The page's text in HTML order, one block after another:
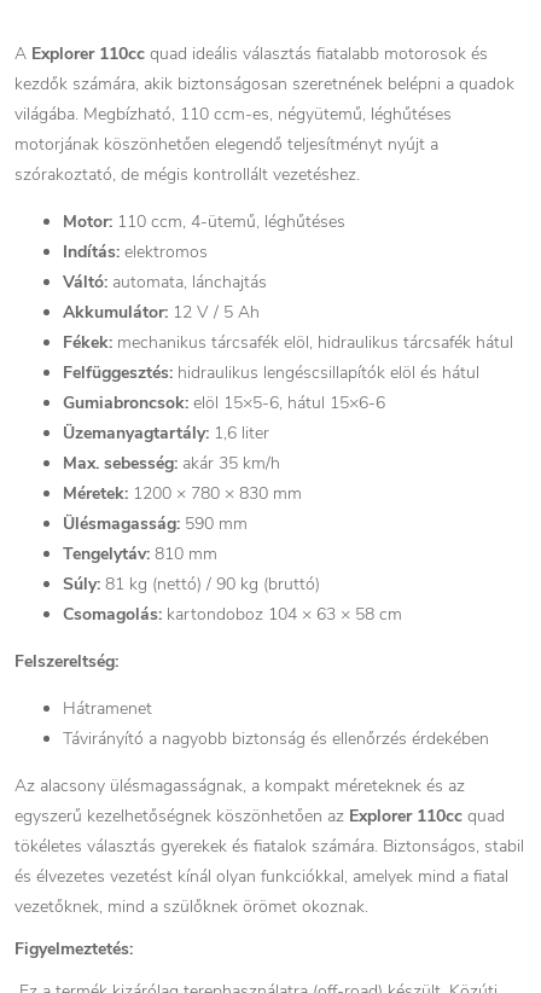
A Explorer 110cc quad ideális választás fiatalabb motorosok és
kezdők számára, akik biztonságosan szeretnének belépni a quadok
világába. Megbízható, 110 ccm-es, négyütemű, léghűtéses
motorjának köszönhetően elegendő teljesítményt nyújt a
szórakoztató, de mégis kontrollált vezetéshez.
Motor: 110 ccm, 4-ütemű, léghűtéses
Indítás: elektromos
Váltó: automata, lánchajtás
Akkumulátor: 12 V / 5 Ah
Fékek: mechanikus tárcsafék elöl, hidraulikus tárcsafék hátul
Felfüggesztés: hidraulikus lengéscsillapítók elöl és hátul
Gumiabroncsok: elöl 15×5-6, hátul 15×6-6
Üzemanyagtartály: 1,6 liter
Max. sebesség: akár 35 km/h
Méretek: 1200 × 780 × 830 mm
Ülésmagasság: 590 mm
Tengelytáv: 810 mm
Súly: 81 kg (nettó) / 90 kg (bruttó)
Csomagolás: kartondoboz 104 × 63 × 58 cm
Felszereltség:
Hátramenet
Távirányító a nagyobb biztonság és ellenőrzés érdekében
Az alacsony ülésmagasságnak, a kompakt méreteknek és az
egyszerű kezelhetőségnek köszönhetően az Explorer 110cc quad
tökéletes választás gyerekek és fiatalok számára. Biztonságos, stabil
és élvezetes vezetést kínál olyan funkciókkal, amelyek mind a fiatal
vezetőknek, mind a szülőknek örömet okoznak.
Figyelmeztetés: